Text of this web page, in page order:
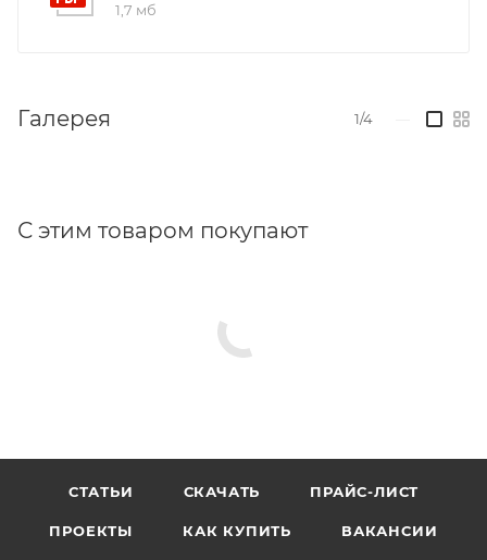
Габаритные размеры:
1,7 мб
Галерея 1/4
С этим товаром покупают
СТАТЬИ СКАЧАТЬ ПРАЙС-ЛИСТ
ПРОЕКТЫ КАК КУПИТЬ ВАКАНСИИ